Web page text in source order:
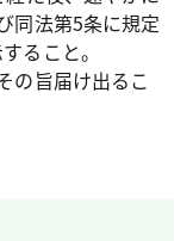
同法第5条に規定
ること。
の旨届け出るこ